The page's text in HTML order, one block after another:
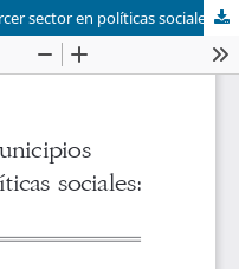
sector en políticas sociales